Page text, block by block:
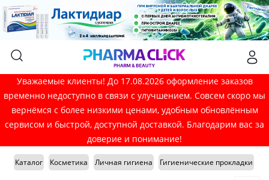
Уважаемые клиенты! До 17.08.2026 оформление заказов
временно недоступно в связи с улучшением. Совсем скоро мы
вернёмся с более низкими ценами, удобным обновлённым
сервисом и быстрой, доступной доставкой. Благодарим вас за
доверие и понимание!
Каталог Косметика Личная гигиена Гигиенические прокладки